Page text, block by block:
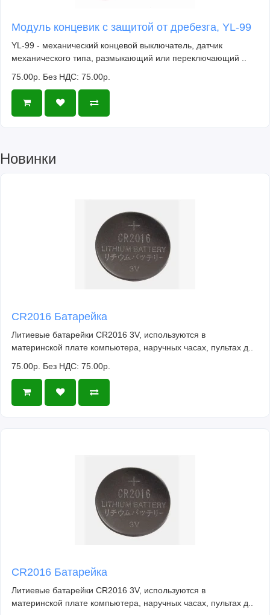
Модуль концевик с защитой от дребезга, YL-99
YL-99 - механический концевой выключатель, датчик
механического типа, размыкающий или переключающий ..
75.00р. Без НДС: 75.00р.
Новинки
CR2016 Батарейка
Литиевые батарейки CR2016 3V, используются в
материнской плате компьютера, наручных часах, пультах д..
75.00р. Без НДС: 75.00р.
CR2016 Батарейка
Литиевые батарейки CR2016 3V, используются в
материнской плате компьютера, наручных часах, пультах д..